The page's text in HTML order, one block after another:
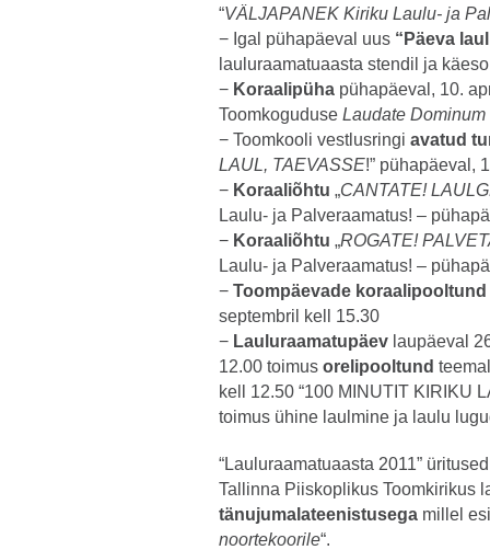
“VÄLJAPANEK Kiriku Laulu- ja
− Igal pühapäeval uus “Päeva
lauluraamatuaasta stendil ja
− Koraalipüha pühapäeval, 10.
Toomkoguduse Laudate Dominum
− Toomkooli vestlusringi avatud
LAUL, TAEVASSE!” pühapäeval,
− Koraaliõhtu „CANTATE!
Laulu- ja Palveraamatus! –
− Koraaliõhtu „ROGATE!
Laulu- ja Palveraamatus! –
− Toompäevade koraalipooltund
septembril kell 15.30
− Lauluraamatupäev laupäeval
12.00 toimus orelipooltund
kell 12.50 “100 MINUTIT KIRIKU
toimus ühine laulmine ja laulu
“Lauluraamatuaasta 2011”
Tallinna Piiskoplikus Toomkirikus
tänujumalateenistusega millel
noortekoorile“.